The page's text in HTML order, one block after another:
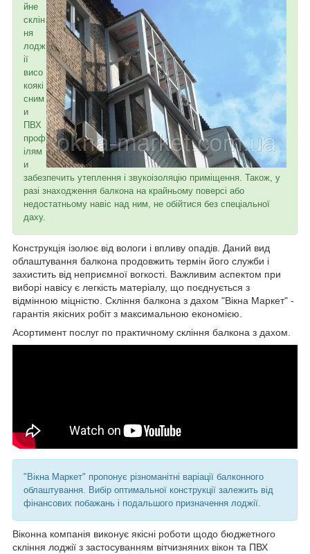
йне
склін
ня
лодж
ії
висо
коякі
сним
и
ПВХ
проф
ілям
и
забезпечить утеплення і звукоізоляцію приміщення. Також, у
разі знаходження балкона на крайньому поверсі або
недостатньому навіс над ним, не обійтися без спеціальної
даху.
Конструкція ізолює від вологи і впливу опадів. Даний вид
облаштування балкона продовжить термін його служби і
захистить від неприємної вогкості. Важливим аспектом при
виборі навісу є легкість матеріалу, що поєднується з
відмінною міцністю. Скління балкона з дахом "Вікна Маркет" -
гарантія якісних робіт з максимальною економією.
Асортимент послуг по практичному скління балкона з дахом.
"Вікна Маркет" пропонує різноманітні варіації балконного
облаштування. Вибір оптимальної конструкції залежить від
фінансових побажань і подальшого призначення лоджії.
Віконна компанія виконує якісні роботи щодо бюджетного
скління лоджії з застосуванням вітчизняних вікон та ПВХ